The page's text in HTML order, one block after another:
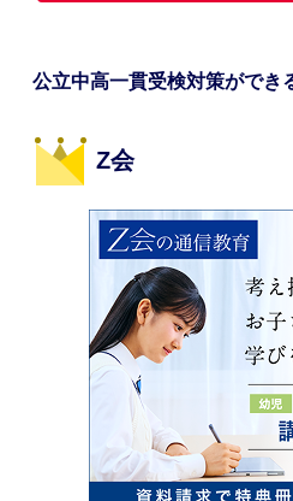
公立中高一貫受検対策ができ
Z会